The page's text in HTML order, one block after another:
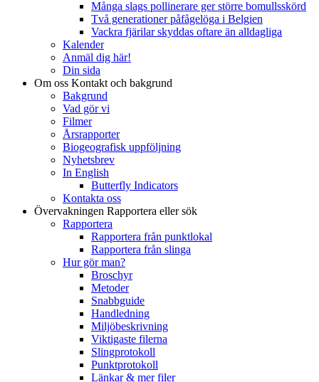
Många slags pollinerare ger större bomullsskörd
Två generationer påfågelöga i Belgien
Vackra fjärilar skyddas oftare än alldagliga
Kalender
Anmäl dig här!
Din sida
Om oss Kontakt och bakgrund
Bakgrund
Vad gör vi
Filmer
Årsrapporter
Biogeografisk uppföljning
Nyhetsbrev
In English
Butterfly Indicators
Kontakta oss
Övervakningen Rapportera eller sök
Rapportera
Rapportera från punktlokal
Rapportera från slinga
Hur gör man?
Broschyr
Metoder
Snabbguide
Handledning
Miljöbeskrivning
Viktigaste filerna
Slingprotokoll
Punktprotokoll
Länkar & mer filer